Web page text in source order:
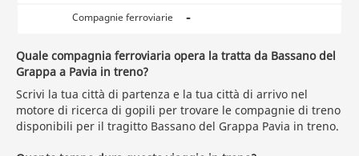
Compagnie ferroviarie -
Quale compagnia ferroviaria opera la tratta da Bassano del
Grappa a Pavia in treno?
Scrivi la tua città di partenza e la tua città di arrivo nel
motore di ricerca di gopili per trovare le compagnie di treno
disponibili per il tragitto Bassano del Grappa Pavia in treno.